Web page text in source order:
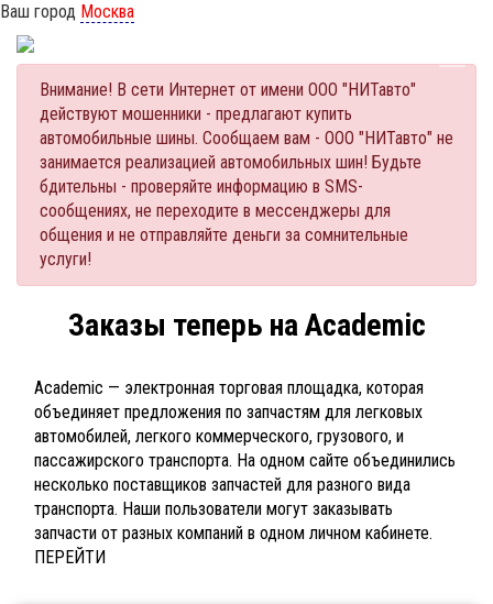
Ваш город Москва
Внимание! В сети Интернет от имени ООО "НИТавто"
действуют мошенники - предлагают купить
автомобильные шины. Сообщаем вам - ООО "НИТавто" не
занимается реализацией автомобильных шин! Будьте
бдительны - проверяйте информацию в SMS-
сообщениях, не переходите в мессенджеры для
общения и не отправляйте деньги за сомнительные
услуги!
Заказы теперь на Academic
Academic — электронная торговая площадка, которая
объединяет предложения по запчастям для легковых
автомобилей, легкого коммерческого, грузового, и
пассажирского транспорта. На одном сайте объединились
несколько поставщиков запчастей для разного вида
транспорта. Наши пользователи могут заказывать
запчасти от разных компаний в одном личном кабинете.
ПЕРЕЙТИ